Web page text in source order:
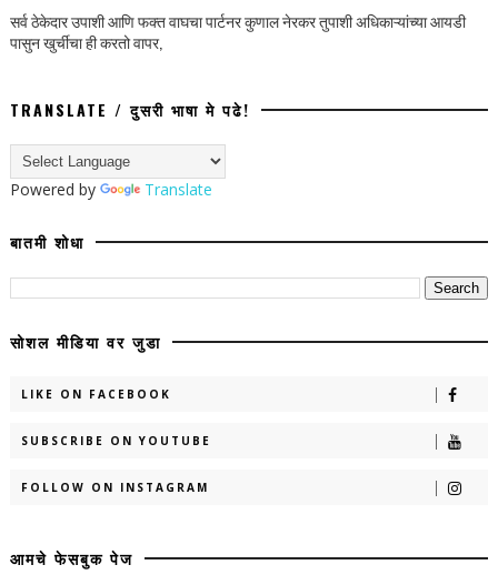
सर्व ठेकेदार उपाशी आणि फक्त वाघचा पार्टनर कुणाल नेरकर तुपाशी अधिकाऱ्यांच्या आयडी
पासुन खुर्चीचा ही करतो वापर,
TRANSLATE / दुसरी भाषा मे पढे!
Powered by Translate
बातमी शोधा
सोशल मीडिया वर जुडा
LIKE ON FACEBOOK
SUBSCRIBE ON YOUTUBE
FOLLOW ON INSTAGRAM
आमचे फेसबुक पेज